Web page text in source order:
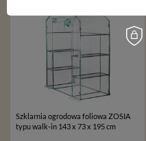
Szklarnia ogrodowa foliowa ZOSIA
typu walk-in 143 x 73 x 195 cm